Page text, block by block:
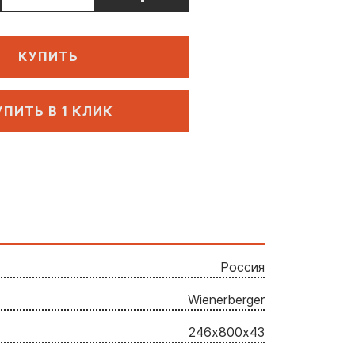
КУПИТЬ
В 1 КЛИК
Россия
Wienerberger
246х800х43